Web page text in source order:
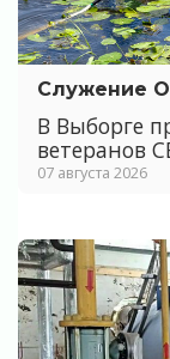
Служение
В Выборге
ветеранов
07 августа 2026